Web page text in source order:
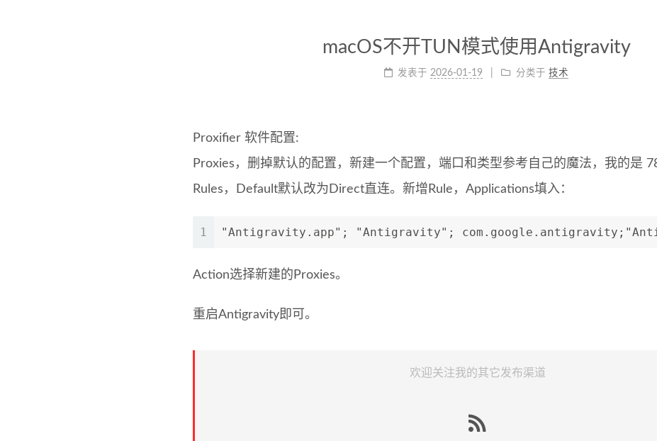
macOS不开TUN模式使用Antigravity
发表于 2026-01-19 分类于 技术
Proxifier 软件配置:
Proxies，删掉默认的配置，新建一个配置，端口和类型参考自己的魔法，我的是
Rules，Default默认改为Direct直连。新增Rule，Applications填入：
1 "Antigravity.app"; "Antigravity";
Action选择新建的Proxies。
重启Antigravity即可。
欢迎关注我的其它发布渠道